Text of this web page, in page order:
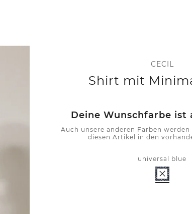
CECIL
Shirt mit
Deine Wunschfarbe ist
Auch unsere anderen Farben
diesen Artikel in den
universal blue